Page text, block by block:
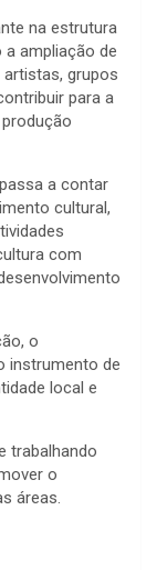
na estrutura
ampliação de
grupos
para a
a contar
cultural,
com
o
instrumento de
local e
trabalhando
o
áreas.